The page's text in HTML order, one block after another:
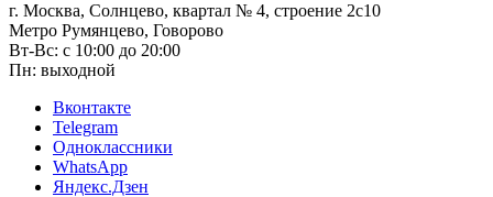
г. Москва, Солнцево, квартал № 4, строение 2с10
Метро Румянцево, Говорово
Вт-Вс: с 10:00 до 20:00
Пн: выходной
Вконтакте
Telegram
Одноклассники
WhatsApp
Яндекс.Дзен